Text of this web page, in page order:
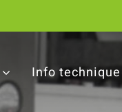
Info technique